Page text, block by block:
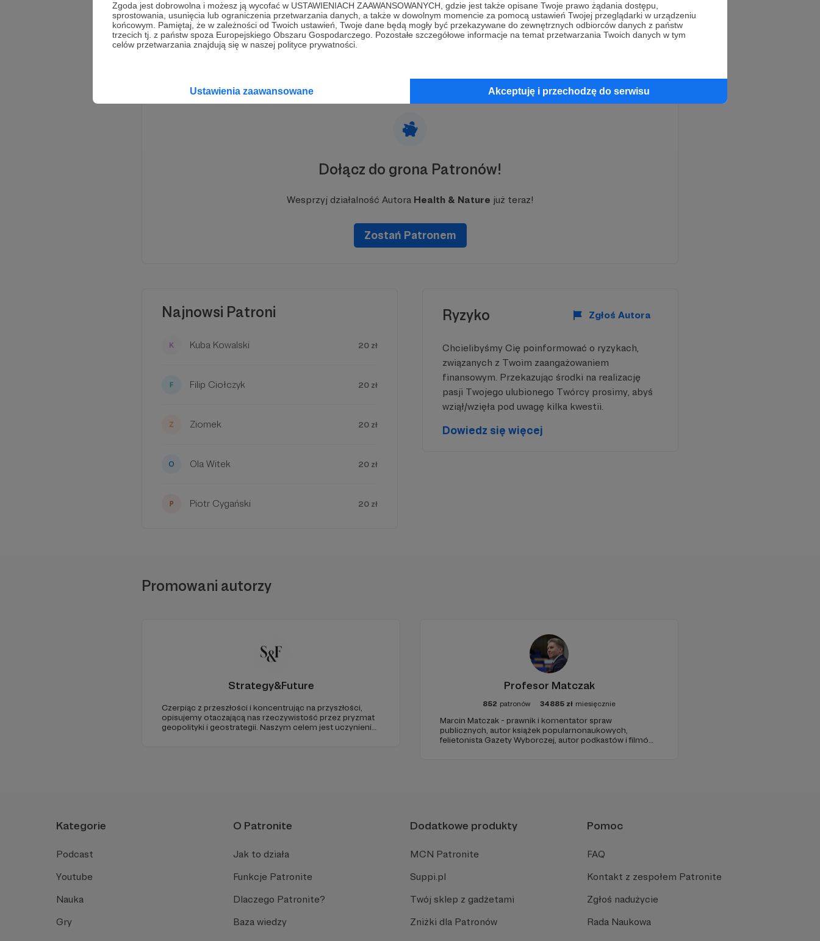
Zgoda jest dobrowolna i możesz ją wycofać w USTAWIENIACH ZAAWANSOWANYCH, gdzie jest także opisane Twoje prawo żądania dostępu,
sprostowania, usunięcia lub ograniczenia przetwarzania danych, a także w dowolnym momencie za pomocą ustawień Twojej przeglądarki w urządzeniu
końcowym. Pamiętaj, że w zależności od Twoich ustawień, Twoje dane będą mogły być przekazywane do zewnętrznych odbiorców danych z państw
trzecich tj. z państw spoza Europejskiego Obszaru Gospodarczego. Pozostałe szczegółowe informacje na temat przetwarzania Twoich danych w tym
celów przetwarzania znajdują się w naszej polityce prywatności.
Ustawienia zaawansowane Akceptuję i przechodzę do serwisu
Rozwiń opis
Dołącz do grona Patronów!
Wesprzyj działalność Autora Health & Nature już teraz!
Zostań Patronem
Najnowsi Patroni
Kuba Kowalski 20 zł
Filip Ciołczyk 20 zł
Ziomek 20 zł
Ola Witek 20 zł
Piotr Cygański 20 zł
Ryzyko Zgłoś Autora
Chcielibyśmy Cię poinformować o ryzykach,
związanych z Twoim zaangażowaniem
finansowym. Przekazując środki na realizację
pasji Twojego ulubionego Twórcy prosimy, abyś
wziął/wzięła pod uwagę kilka kwestii.
Dowiedz się więcej
Promowani autorzy
Strategy&Future
Czerpiąc z przeszłości i koncentrując na przyszłości,
opisujemy otaczającą nas rzeczywistość przez pryzmat
geopolityki i geostrategii. Naszym celem jest uczynienie
Profesor Matczak
852 patronów 34885 zł miesięcznie
Marcin Matczak - prawnik i komentator spraw
publicznych, autor książek popularnonaukowych,
felietonista Gazety Wyborczej, autor podkastów i filmów
Kategorie
Podcast
Youtube
Nauka
Gry
O Patronite
Jak to działa
Funkcje Patronite
Dlaczego Patronite?
Baza wiedzy
Dodatkowe produkty
MCN Patronite
Suppi.pl
Twój sklep z gadżetami
Zniżki dla Patronów
Pomoc
FAQ
Kontakt z zespołem Patronite
Zgłoś nadużycie
Rada Naukowa